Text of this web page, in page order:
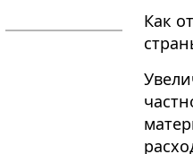
Как